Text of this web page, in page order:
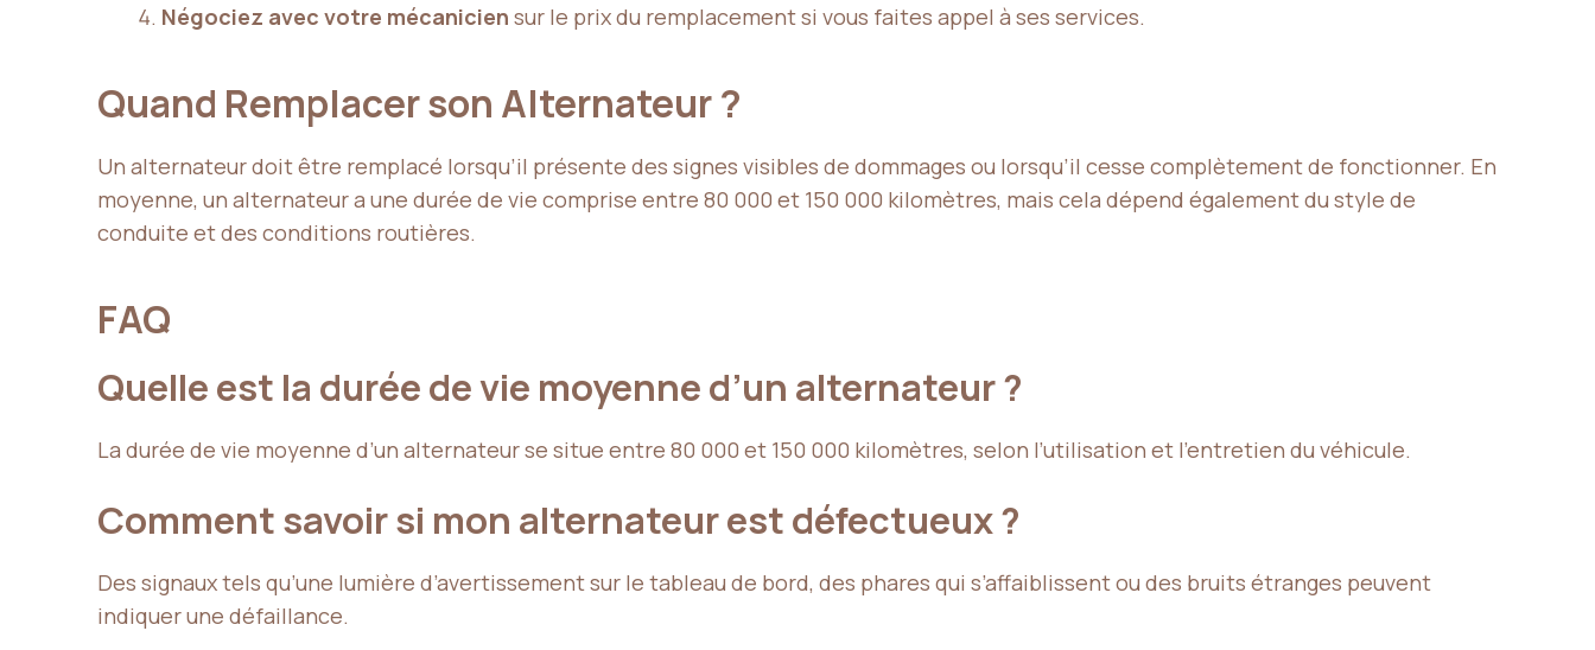
Négociez avec votre mécanicien sur le prix du remplacement si vous faites appel à ses services.
Quand Remplacer son Alternateur ?
Un alternateur doit être remplacé lorsqu’il présente des signes visibles de dommages ou lorsqu’il cesse complètement de fonctionner. En
moyenne, un alternateur a une durée de vie comprise entre 80 000 et 150 000 kilomètres, mais cela dépend également du style de
conduite et des conditions routières.
FAQ
Quelle est la durée de vie moyenne d’un alternateur ?
La durée de vie moyenne d’un alternateur se situe entre 80 000 et 150 000 kilomètres, selon l’utilisation et l’entretien du véhicule.
Comment savoir si mon alternateur est défectueux ?
Des signaux tels qu’une lumière d’avertissement sur le tableau de bord, des phares qui s’affaiblissent ou des bruits étranges peuvent
indiquer une défaillance.